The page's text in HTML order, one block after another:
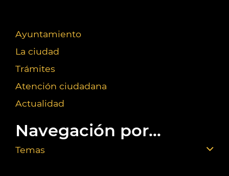
Ayuntamiento
La ciudad
Trámites
Atención ciudadana
Actualidad
Navegación por...
Temas